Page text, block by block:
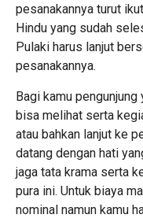
pesanakannya turut
Hindu yang sudah
Pulaki harus lanjut
pesanakannya.
Bagi kamu
bisa melihat serta
atau bahkan lanjut ke
datang dengan hati
jaga tata krama serta
pura ini. Untuk biaya
nominal namun kamu